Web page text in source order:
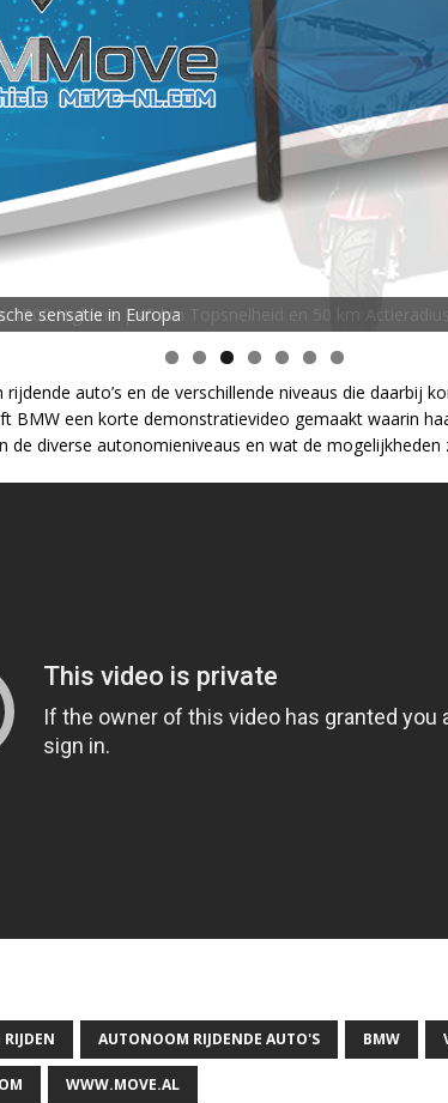
1500 Highline | 45 km Topsnelheid en 50 km Actieradius
auto’s en de verschillende niveaus die daarbij
BMW een korte demonstratievideo gemaakt waarin
de diverse autonomieniveaus en wat de mogelijkheden
AUTONOOM RIJDENDE AUTO'S BMW
WWW.MOVE.AL